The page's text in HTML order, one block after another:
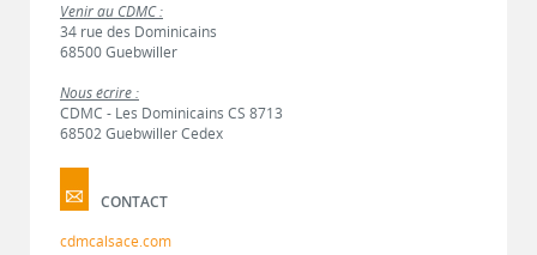
Venir au CDMC :
34 rue des Dominicains
68500 Guebwiller
Nous écrire :
CDMC - Les Dominicains CS 8713
68502 Guebwiller Cedex
CONTACT
cdmcalsace.com